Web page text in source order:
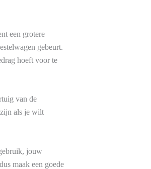
een grotere
gebeurt.
hoeft voor te
van de
als je wilt
jouw
maak een goede